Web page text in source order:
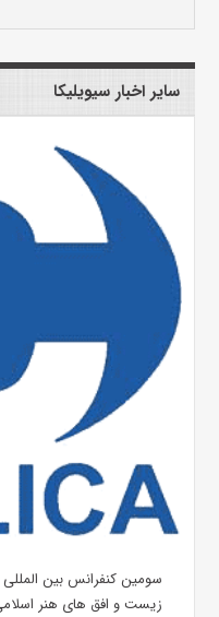
سایر اخبار سیویلیکا
سومین کنفرانس بین
زیست و افق های هنر اسلامی